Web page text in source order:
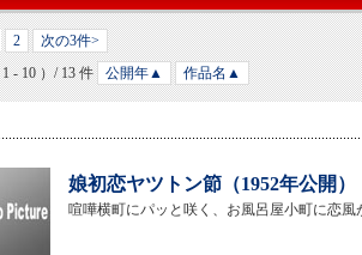
2
次の3件>
- 10 ）/ 13 件
公開年▲ 作品名▲
娘初恋ヤツトン節（1952年公開）
喧嘩横町にパッと咲く、お風呂屋小町に恋